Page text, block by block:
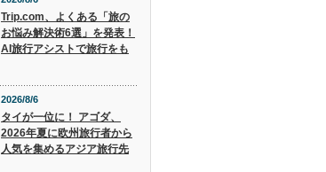
Trip.com、よくある「旅の
お悩み解決術6選」を発表！
AI旅行アシストで旅行をも
2026/8/6
タイが一位に！ アゴダ、
2026年夏に欧州旅行者から
人気を集めるアジア旅行先